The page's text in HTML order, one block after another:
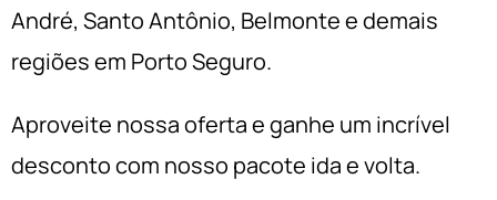
André, Santo Antônio, Belmonte e demais
regiões em Porto Seguro.
Aproveite nossa oferta e ganhe um incrível
desconto com nosso pacote ida e volta.